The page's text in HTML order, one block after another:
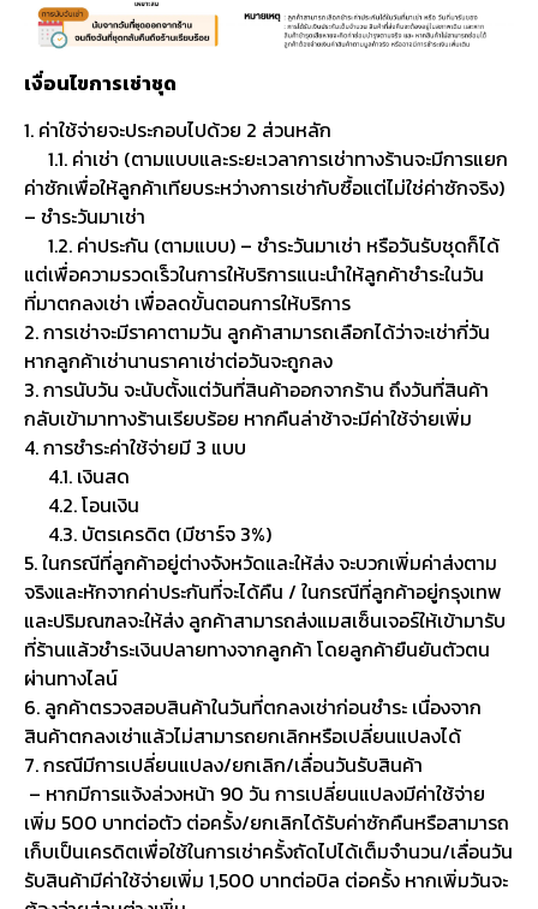
เงื่อนไขการเช่าชุด
1. ค่าใช้จ่ายจะประกอบไปด้วย 2 ส่วนหลัก
1.1. ค่าเช่า (ตามแบบและระยะเวลาการเช่าทางร้านจะมีการแยก
ค่าซักเพื่อให้ลูกค้าเทียบระหว่างการเช่ากับซื้อแต่ไม่ใช่ค่าซักจริง)
– ชำระวันมาเช่า
1.2. ค่าประกัน (ตามแบบ) – ชำระวันมาเช่า หรือวันรับชุดก็ได้
แต่เพื่อความรวดเร็วในการให้บริการแนะนำให้ลูกค้าชำระในวัน
ที่มาตกลงเช่า เพื่อลดขั้นตอนการให้บริการ
2. การเช่าจะมีราคาตามวัน ลูกค้าสามารถเลือกได้ว่าจะเช่ากี่วัน
หากลูกค้าเช่านานราคาเช่าต่อวันจะถูกลง
3. การนับวัน จะนับตั้งแต่วันที่สินค้าออกจากร้าน ถึงวันที่สินค้า
กลับเข้ามาทางร้านเรียบร้อย หากคืนล่าช้าจะมีค่าใช้จ่ายเพิ่ม
4. การชำระค่าใช้จ่ายมี 3 แบบ
4.1. เงินสด
4.2. โอนเงิน
4.3. บัตรเครดิต (มีชาร์จ 3%)
5. ในกรณีที่ลูกค้าอยู่ต่างจังหวัดและให้ส่ง จะบวกเพิ่มค่าส่งตาม
จริงและหักจากค่าประกันที่จะได้คืน / ในกรณีที่ลูกค้าอยู่กรุงเทพ
และปริมณฑลจะให้ส่ง ลูกค้าสามารถส่งแมสเซ็นเจอร์ให้เข้ามารับ
ที่ร้านแล้วชำระเงินปลายทางจากลูกค้า โดยลูกค้ายืนยันตัวตน
ผ่านทางไลน์
6. ลูกค้าตรวจสอบสินค้าในวันที่ตกลงเช่าก่อนชำระ เนื่องจาก
สินค้าตกลงเช่าแล้วไม่สามารถยกเลิกหรือเปลี่ยนแปลงได้
7. กรณีมีการเปลี่ยนแปลง/ยกเลิก/เลื่อนวันรับสินค้า
– หากมีการแจ้งล่วงหน้า 90 วัน การเปลี่ยนแปลงมีค่าใช้จ่าย
เพิ่ม 500 บาทต่อตัว ต่อครั้ง/ยกเลิกได้รับค่าซักคืนหรือสามารถ
เก็บเป็นเครดิตเพื่อใช้ในการเช่าครั้งถัดไปได้เต็มจำนวน/เลื่อนวัน
รับสินค้ามีค่าใช้จ่ายเพิ่ม 1,500 บาทต่อบิล ต่อครั้ง หากเพิ่มวันจะ